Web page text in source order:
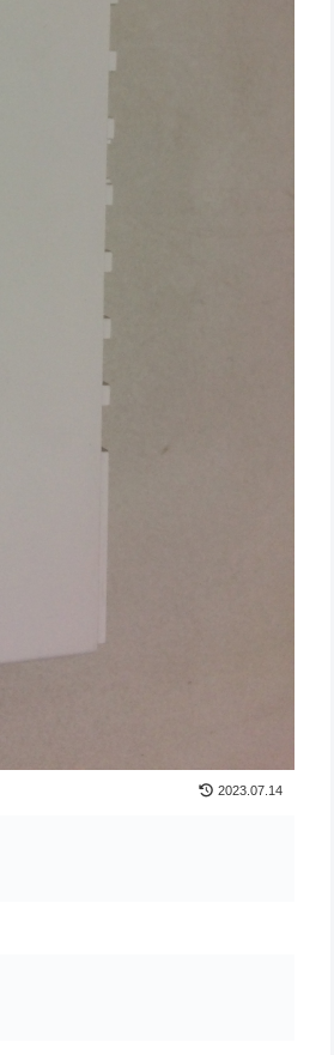
2023.07.14